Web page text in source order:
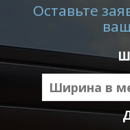
Оставьте